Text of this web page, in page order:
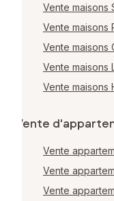
Vente maisons
Vente maisons
Vente maisons
Vente maisons
Vente maisons
Vente
Vente
Vente
Vente